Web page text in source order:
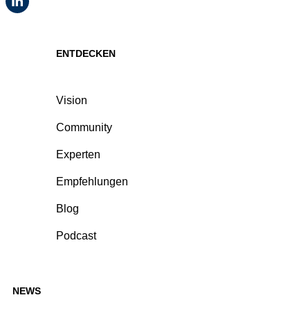
ENTDECKEN
Vision
Community
Experten
Empfehlungen
Blog
Podcast
NEWS